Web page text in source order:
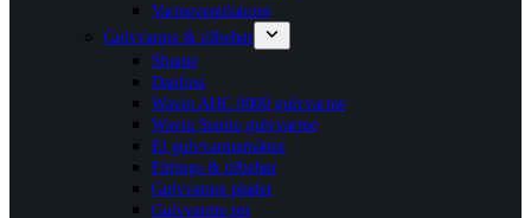
Varmeventilatorer
Gulvvarme & tilbehør
Shunte
Danfoss
Wavin AHC 9000 gulvvarme
Wavin Sentio gulvvarme
El gulvvarmemåtter
Fittings & tilbehør
Gulvvarme plader
Gulvvarme rør